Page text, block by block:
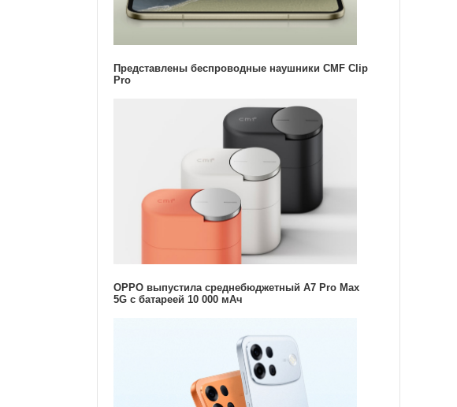
Представлены беспроводные наушники CMF Clip
Pro
OPPO выпустила среднебюджетный A7 Pro Max
5G с батареей 10 000 мАч